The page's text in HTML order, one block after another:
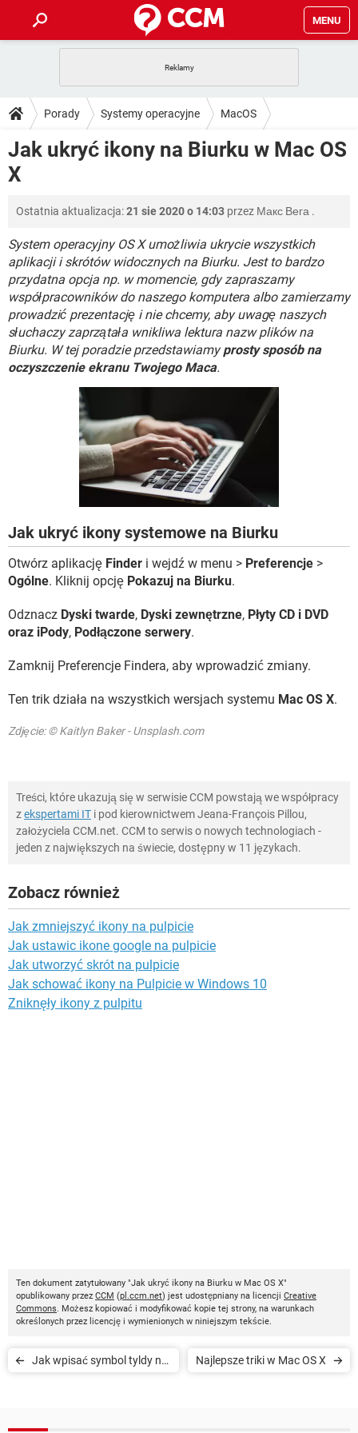
MENU
GRY WHATSAPP
SPOTIFY NETFLIX
INSTAGRAM
PORADY
PlayStation TIKTOK
GRY WHATSAPP
INSTAGRAM FACEBOOK
WINDOWS 10
DO POBRANIA
ANDROID
INSTAGRAM FACEBOOK
WINDOWS 10
FORUM
COVID-19 TIKTOK
GRY WHATSAPP
SPOTIFY NETFLIX
INSTAGRAM FACEBOOK
WINDOWS 10
COVID-19 TIKTOK
GRY WHATSAPP
SPOTIFY NETFLIX
INSTAGRAM FACEBOOK
WINDOWS 10
Porady Systemy operacyjne MacOS
Jak ukryć ikony na Biurku w Mac OS
X
Ostatnia aktualizacja:21 sie 2020 o 14:03 przez Макс Вега .
System operacyjny OS X umożliwia ukrycie wszystkich
aplikacji i skrótów widocznych na Biurku. Jest to bardzo
przydatna opcja np. w momencie, gdy zapraszamy
współpracowników do naszego komputera albo zamierzamy
prowadzić prezentację i nie chcemy, aby uwagę naszych
słuchaczy zaprzątała wnikliwa lektura nazw plików na
Biurku. W tej poradzie przedstawiamyprosty sposób na
oczyszczenie ekranu Twojego Maca.
Jak ukryć ikony systemowe na Biurku
Otwórz aplikację Finder i wejdź w menu > Preferencje >
Ogólne. Kliknij opcję Pokazuj na Biurku.
Odznacz Dyski twarde, Dyski zewnętrzne, Płyty CD i DVD
oraz iPody, Podłączone serwery.
Zamknij Preferencje Findera, aby wprowadzić zmiany.
Ten trik działa na wszystkich wersjach systemu Mac OS X.
Zdjęcie: © Kaitlyn Baker - Unsplash.com
Treści, które ukazują się w serwisie CCM powstają we współpracy
zekspertami IT i pod kierownictwem Jeana-François Pillou,
założyciela CCM.net. CCM to serwis o nowych technologiach -
jeden z największych na świecie, dostępny w 11 językach.
Zobacz również
Jak zmniejszyć ikony na pulpicie
Jak ustawic ikone google na pulpicie
Jak utworzyć skrót na pulpicie
Jak schować ikony na Pulpicie w Windows 10
Zniknęły ikony z pulpitu
Ten dokument zatytułowany "Jak ukryć ikony na Biurku w Mac OS X"
opublikowany przez CCM (pl.ccm.net) jest udostępniany na licencji Creative
Commons. Możesz kopiować i modyfikować kopie tej strony, na warunkach
określonych przez licencję i wymienionych w niniejszym tekście.
Jak wpisać symbol tyldy na
Najlepsze triki w Mac OS X